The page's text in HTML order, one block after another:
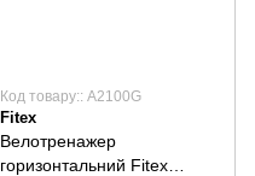
Код товару:: A2100G
Fitex
Велотренажер
горизонтальний Fitex